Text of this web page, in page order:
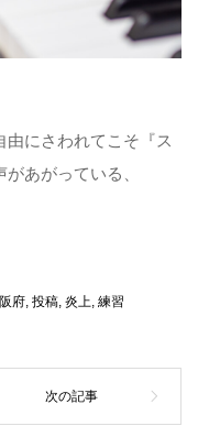
由にさわれてこそ『ス
あがっている、
府, 投稿, 炎上 練習